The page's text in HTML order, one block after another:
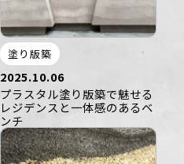
塗り版築
2025.10.06
プラスタル塗り版築で魅せる
レジデンスと一体感のあるベ
ンチ